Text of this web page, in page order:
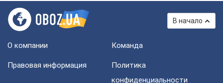
В начало
О компании Команда
Правовая информация
Политика
конфиденциальности